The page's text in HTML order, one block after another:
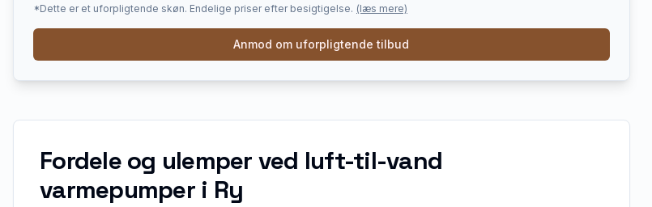
*Dette er et uforpligtende skøn. Endelige priser efter besigtigelse. (læs mere)
Anmod om uforpligtende tilbud
Fordele og ulemper ved luft-til-vand
varmepumper i Ry